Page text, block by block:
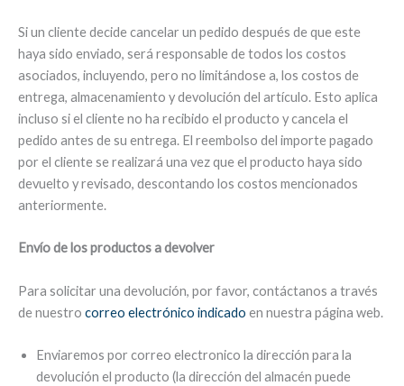
Si un cliente decide cancelar un pedido después de que este
haya sido enviado, será responsable de todos los costos
asociados, incluyendo, pero no limitándose a, los costos de
entrega, almacenamiento y devolución del artículo. Esto aplica
incluso si el cliente no ha recibido el producto y cancela el
pedido antes de su entrega. El reembolso del importe pagado
por el cliente se realizará una vez que el producto haya sido
devuelto y revisado, descontando los costos mencionados
anteriormente.
Envío de los productos a devolver
Para solicitar una devolución, por favor, contáctanos a través
de nuestro correo electrónico indicado en nuestra página web.
Enviaremos por correo electronico la dirección para la
devolución el producto (la dirección del almacén puede